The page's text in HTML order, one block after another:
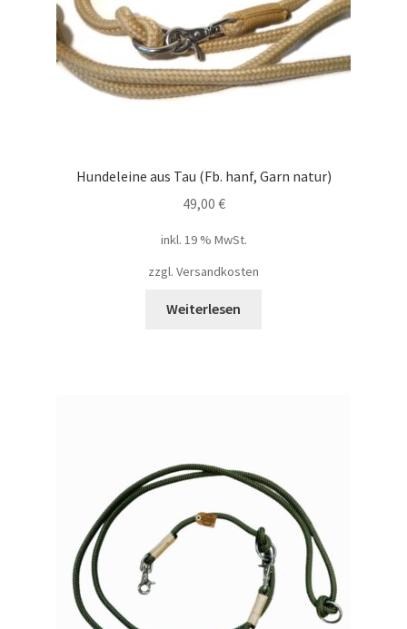
Hundeleine aus Tau (Fb. hanf, Garn natur)
49,00 €
inkl. 19 % MwSt.
zzgl. Versandkosten
Weiterlesen